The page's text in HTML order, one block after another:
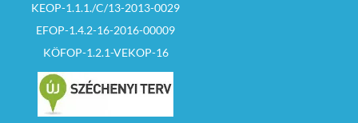
KEOP-1.1.1./C/13-2013-0029
EFOP-1.4.2-16-2016-00009
KÖFOP-1.2.1-VEKOP-16